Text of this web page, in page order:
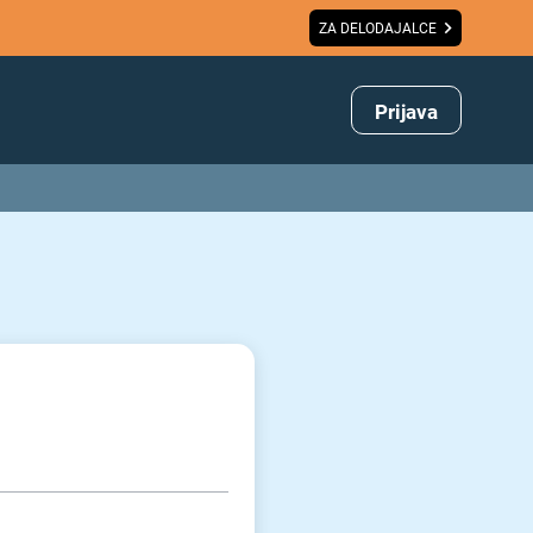
ZA DELODAJALCE
Prijava